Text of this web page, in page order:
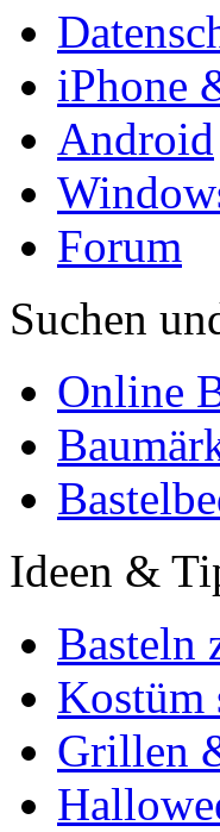
iPhone
Android
Forum
Suchen
Online
Ideen &
Basteln
Kostüm
Grillen